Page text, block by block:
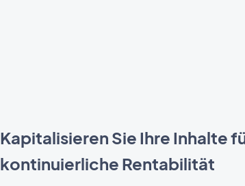
Kapitalisieren Sie Ihre Inhalte
kontinuierliche Rentabilität